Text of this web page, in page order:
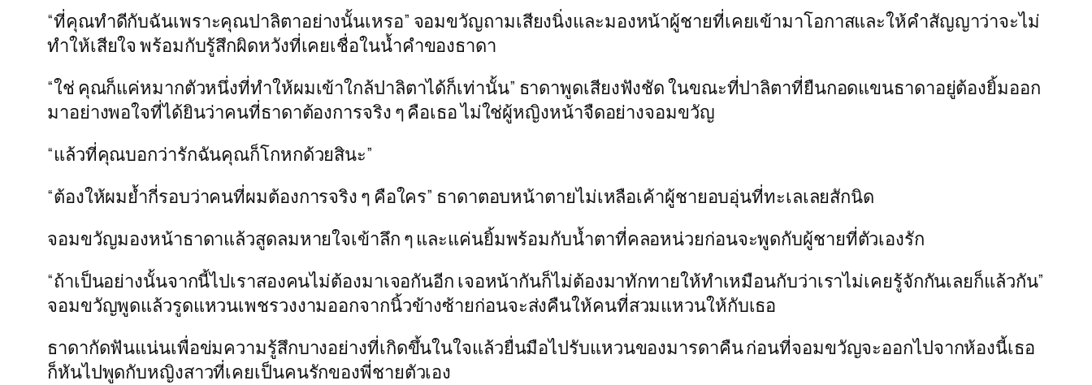
“ที่คุณทำดีกับฉันเพราะคุณปาลิตาอย่างนั้นเหรอ” จอมขวัญถามเสียงนิ่งและมองหน้าผู้ชายที่เคยเข้ามาโอกาสและให้คำสัญญาว่าจะไม่
ทำให้เสียใจ พร้อมกับรู้สึกผิดหวังที่เคยเชื่อในน้ำคำของธาดา
“ใช่ คุณก็แค่หมากตัวหนึ่งที่ทำให้ผมเข้าใกล้ปาลิตาได้ก็เท่านั้น” ธาดาพูดเสียงฟังชัด ในขณะที่ปาลิตาที่ยืนกอดแขนธาดาอยู่ต้องยิ้มออก
มาอย่างพอใจที่ได้ยินว่าคนที่ธาดาต้องการจริง ๆ คือเธอ ไม่ใช่ผู้หญิงหน้าจืดอย่างจอมขวัญ
“แล้วที่คุณบอกว่ารักฉันคุณก็โกหกด้วยสินะ”
“ต้องให้ผมย้ำกี่รอบว่าคนที่ผมต้องการจริง ๆ คือใคร” ธาดาตอบหน้าตายไม่เหลือเค้าผู้ชายอบอุ่นที่ทะเลเลยสักนิด
จอมขวัญมองหน้าธาดาแล้วสูดลมหายใจเข้าลึก ๆ และแค่นยิ้มพร้อมกับน้ำตาที่คลอหน่วยก่อนจะพูดกับผู้ชายที่ตัวเองรัก
“ถ้าเป็นอย่างนั้นจากนี้ไปเราสองคนไม่ต้องมาเจอกันอีก เจอหน้ากันก็ไม่ต้องมาทักทายให้ทำเหมือนกับว่าเราไม่เคยรู้จักกันเลยก็แล้วกัน”
จอมขวัญพูดแล้วรูดแหวนเพชรวงงามออกจากนิ้วข้างซ้ายก่อนจะส่งคืนให้คนที่สวมแหวนให้กับเธอ
ธาดากัดฟันแน่นเพื่อข่มความรู้สึกบางอย่างที่เกิดขึ้นในใจแล้วยื่นมือไปรับแหวนของมารดาคืน ก่อนที่จอมขวัญจะออกไปจากห้องนี้เธอ
ก็หันไปพูดกับหญิงสาวที่เคยเป็นคนรักของพี่ชายตัวเอง